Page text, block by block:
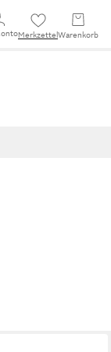
Merkzettel Warenkorb